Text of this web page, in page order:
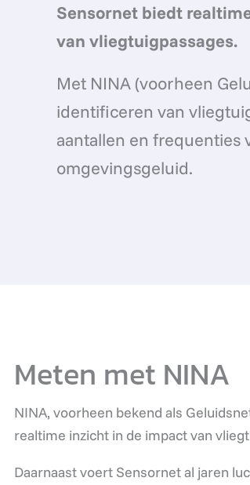
Sensornet biedt
van vliegtuigpassages.
Met NINA (voorheen
identificeren van
aantallen en frequenties
omgevingsgeluid.
Meten met NINA
NINA, voorheen bekend als
realtime inzicht in de impact van
Daarnaast voert Sensornet al jaren